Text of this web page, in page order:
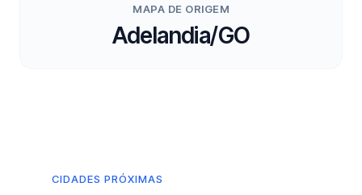
MAPA DE ORIGEM
Adelandia/GO
CIDADES PRÓXIMAS